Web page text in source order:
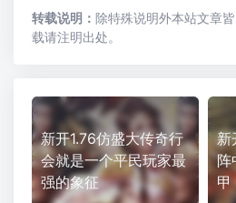
转载说明： 除特殊说明外本站文章
载请注明出处。
新开1.76仿盛大传奇行
会就是一个平民玩家最
强的象征
新
阵
甲